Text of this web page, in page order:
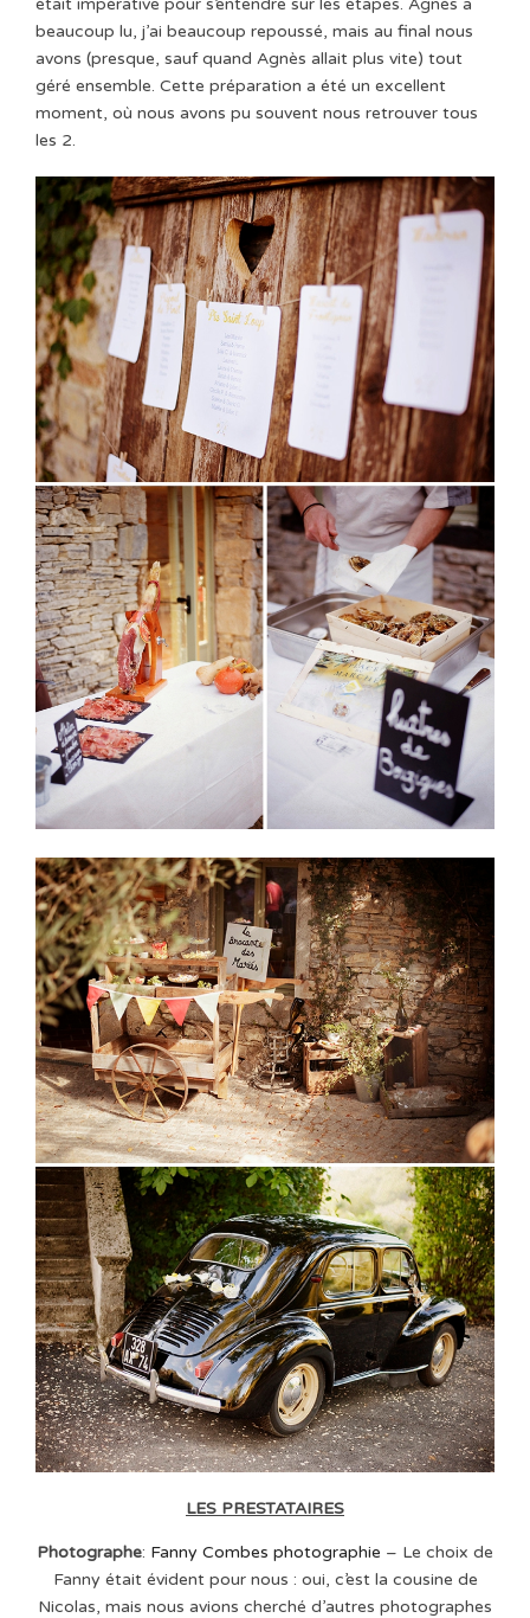
était impérative pour s’entendre sur les étapes. Agnès a
beaucoup lu, j’ai beaucoup repoussé, mais au final nous
avons (presque, sauf quand Agnès allait plus vite) tout
géré ensemble. Cette préparation a été un excellent
moment, où nous avons pu souvent nous retrouver tous
les 2.
LES PRESTATAIRES
Photographe: Fanny Combes photographie – Le choix de
Fanny était évident pour nous : oui, c’est la cousine de
Nicolas, mais nous avions cherché d’autres photographes